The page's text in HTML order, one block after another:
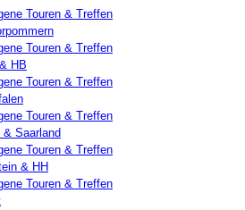
Touren & Treffen
Touren & Treffen
HB
Touren & Treffen
Touren & Treffen
Saarland
Touren & Treffen
& HH
Touren & Treffen